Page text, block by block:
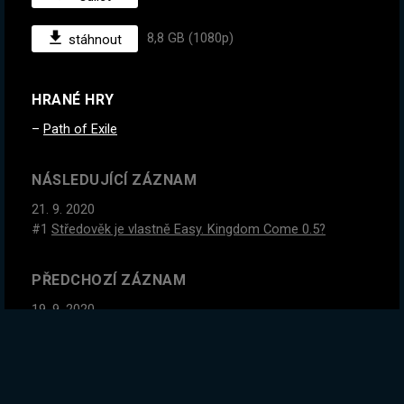
stáhnout 8,8 GB (1080p)
HRANÉ HRY
Path of Exile
NÁSLEDUJÍCÍ ZÁZNAM
21. 9. 2020
#1 Středověk je vlastně Easy. Kingdom Come 0.5?
PŘEDCHOZÍ ZÁZNAM
19. 9. 2020